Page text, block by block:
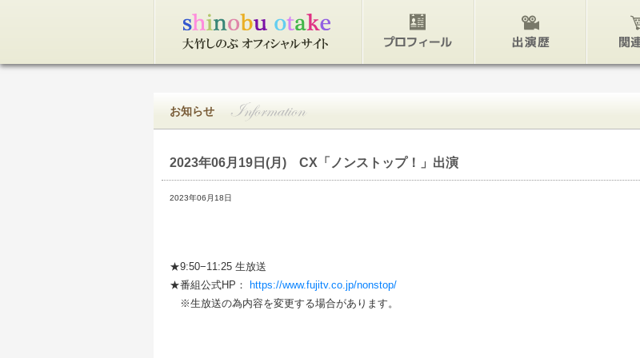
お知らせ
2023年06月19日(月) CX「ノンストップ！」出演
2023年06月18日
★9:50−11:25 生放送
★番組公式HP：
https://www.fujitv.co.jp/nonstop/
※生放送の為内容を変更する場合があります。